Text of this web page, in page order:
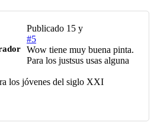
Publicado 15 y
#5
Wow tiene muy buena pinta.
Para los justsus usas alguna
los jóvenes del siglo XXI